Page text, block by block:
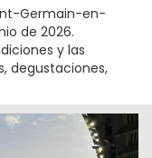
Germain-en-
de 2026.
y las
degustaciones,